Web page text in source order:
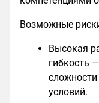
Возможные
Высокая
гибкость
сложности
условий.